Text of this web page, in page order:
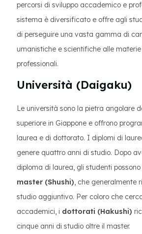
percorsi di sviluppo accademico e
sistema è diversificato e offre agli
di perseguire una vasta gamma di
umanistiche e scientifiche alle
professionali.
Università (Daigaku)
Le università sono la pietra angolare
superiore in Giappone e offrono
laurea e di dottorato. I diplomi di
genere quattro anni di studio. Dopo
diploma di laurea, gli studenti
master (Shushi), che generalmente
studio aggiuntivo. Per coloro che
accademici, i dottorati (Hakushi)
cinque anni di studio oltre il master.